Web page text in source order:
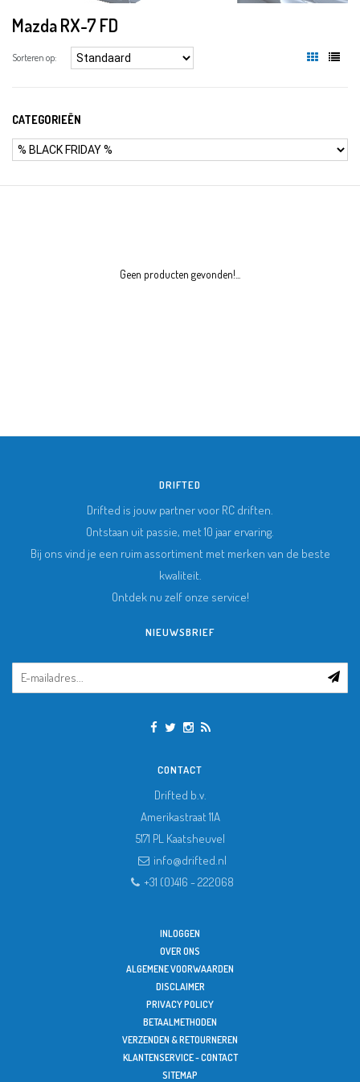
Mazda RX-7 FD
Sorteren op:
CATEGORIEËN
Geen producten gevonden!...
DRIFTED
Drifted is jouw partner voor RC driften.
Ontstaan uit passie, met 10 jaar ervaring.
Bij ons vind je een ruim assortiment met merken van de beste
kwaliteit.
Ontdek nu zelf onze service!
NIEUWSBRIEF
CONTACT
Drifted b.v.
Amerikastraat 11A
5171 PL Kaatsheuvel
info@drifted.nl
+31 (0)416 - 222068
INLOGGEN
OVER ONS
ALGEMENE VOORWAARDEN
DISCLAIMER
PRIVACY POLICY
BETAALMETHODEN
VERZENDEN & RETOURNEREN
KLANTENSERVICE - CONTACT
SITEMAP